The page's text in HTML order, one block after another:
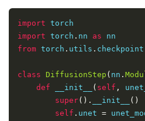
import
import torch . nn as
from torch . utils . checkpoint
class DiffusionStep ( nn .
def __init__ ( self ,
super(). __init__
()
self . unet =